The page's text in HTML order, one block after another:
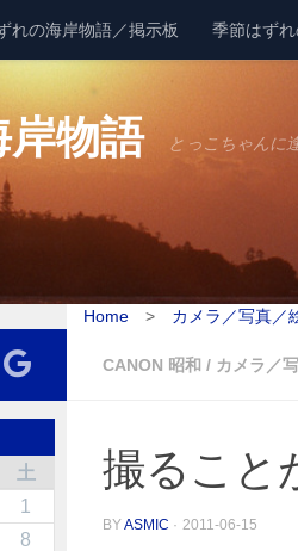
れの海岸物語／掲示板 季節はず
物語 とっこちゃんに
Home > カメラ／写真／
CANON 昭和 / カメラ／
撮ること
BYASMIC · 2011-06-15
土
1
8